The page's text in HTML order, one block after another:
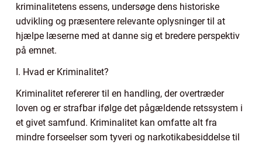
kriminalitetens essens, undersøge dens historiske
udvikling og præsentere relevante oplysninger til at
hjælpe læserne med at danne sig et bredere perspektiv
på emnet.
I. Hvad er Kriminalitet?
Kriminalitet refererer til en handling, der overtræder
loven og er strafbar ifølge det pågældende retssystem i
et givet samfund. Kriminalitet kan omfatte alt fra
mindre forseelser som tyveri og narkotikabesiddelse til